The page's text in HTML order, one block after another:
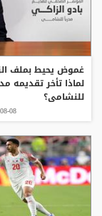
غموض يحيط بملف
لماذا تأخر تقديمه
للنشامى؟
2026-